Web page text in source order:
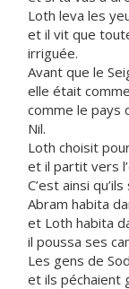
Loth leva les
et il vit que
irriguée.
Avant que le
elle était
comme le pays
Nil.
Loth choisit
et il partit vers
C’est ainsi
Abram habita
et Loth habita
il poussa ses
Les gens de
et ils péchaient